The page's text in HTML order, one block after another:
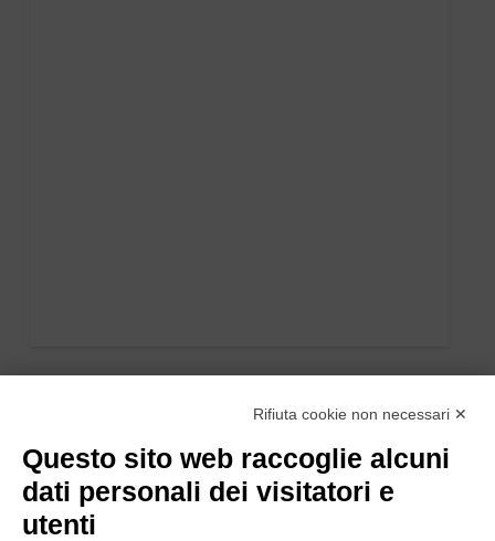
Rifiuta cookie non necessari ✕
Questo sito web raccoglie alcuni
dati personali dei visitatori e
utenti